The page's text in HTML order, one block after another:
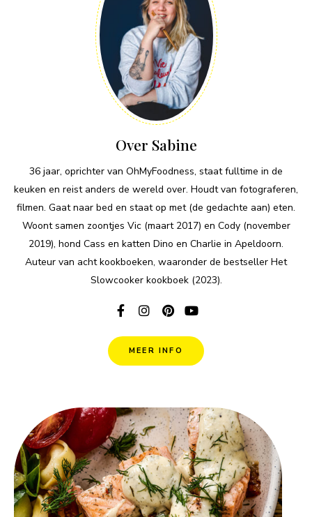
Over Sabine
36 jaar, oprichter van OhMyFoodness, staat fulltime in de
keuken en reist anders de wereld over. Houdt van fotograferen,
filmen. Gaat naar bed en staat op met (de gedachte aan) eten.
Woont samen zoontjes Vic (maart 2017) en Cody (november
2019), hond Cass en katten Dino en Charlie in Apeldoorn.
Auteur van acht kookboeken, waaronder de bestseller Het
Slowcooker kookboek (2023).
MEER INFO